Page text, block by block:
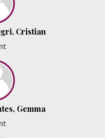
Cristian
Gemma